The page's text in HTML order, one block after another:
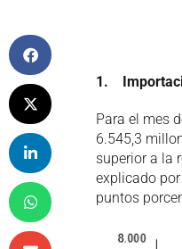
1.
Para el mes
6.545,3
superior a la
explicado
puntos